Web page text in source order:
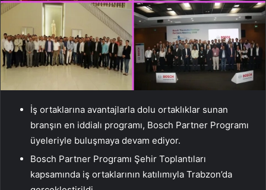
İş ortaklarına avantajlarla dolu ortaklıklar sunan
branşın en iddialı programı, Bosch Partner Programı
üyeleriyle buluşmaya devam ediyor.
Bosch Partner Programı Şehir Toplantıları
kapsamında iş ortaklarının katılımıyla Trabzon’da